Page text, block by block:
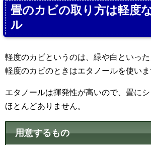
畳のカビの取り方は軽度
ル
軽度のカビというのは、緑や白といった
軽度のカビのときはエタノールを使いま
エタノールは揮発性が高いので、畳に
ほとんどありません。
用意するもの